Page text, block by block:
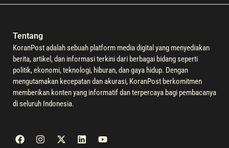
Tentang
KoranPost adalah sebuah platform media digital yang menyediakan
berita, artikel, dan informasi terkini dari berbagai bidang seperti
politik, ekonomi, teknologi, hiburan, dan gaya hidup. Dengan
mengutamakan kecepatan dan akurasi, KoranPost berkomitmen
memberikan konten yang informatif dan terpercaya bagi pembacanya
di seluruh Indonesia.